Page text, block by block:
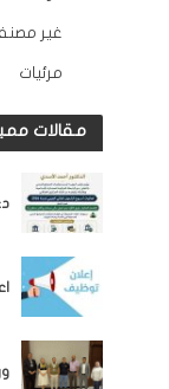
غير
مرئيات
مقالات